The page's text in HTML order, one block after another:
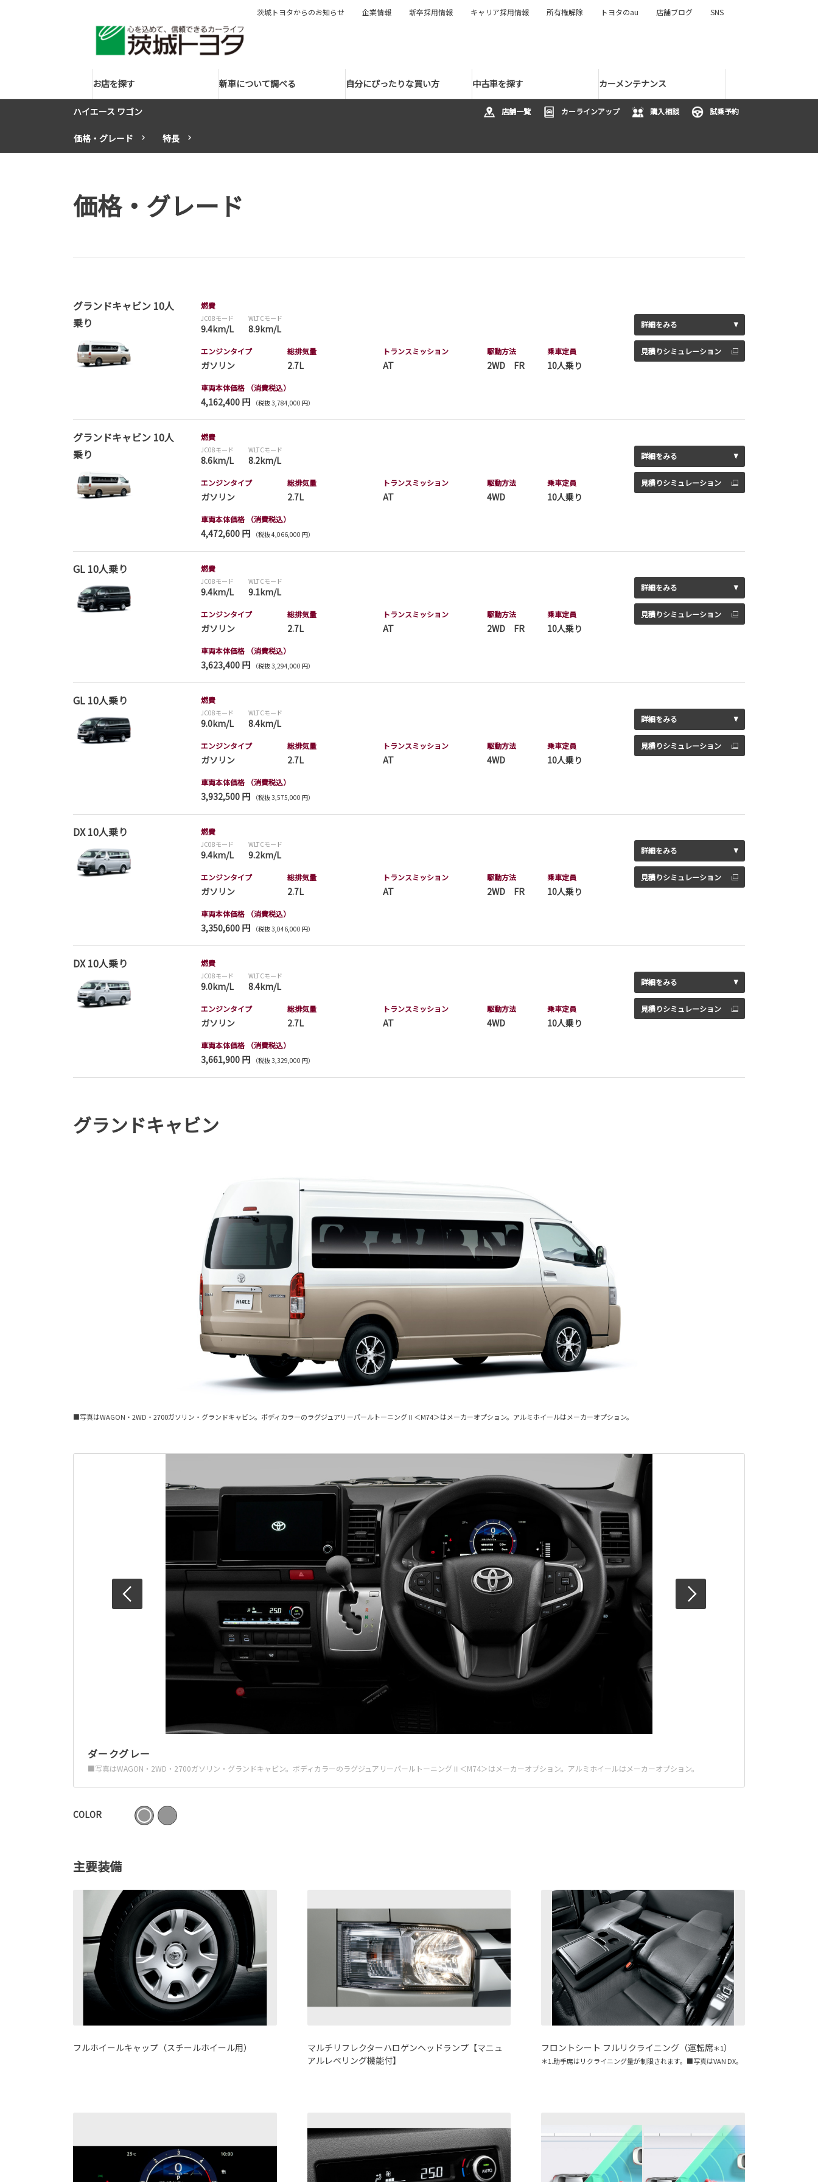
お店を探す 新車について調べる 自分にぴったりな買い方 中古車を探す カーメンテナンス
茨城トヨタからのお知らせ 企業情報 新卒採用情報 キャリア採用情報 所有権解除 トヨタのau 店舗ブログ SNS
ハイエース ワゴン 店舗一覧 カーラインアップ 購入相談 試乗予約
価格・グレード 特長
価格・グレード
グランドキャビン 10人
乗り
燃費
JC08モード
9.4km/L
WLTCモード
8.9km/L
エンジンタイプ
ガソリン
総排気量
2.7L
トランスミッション
AT
駆動方法
2WD FR
乗車定員
10人乗り
車両本体価格 （消費税込）
4,162,400 円 （税抜 3,784,000 円）
詳細をみる
見積りシミュレーション
グランドキャビン 10人
乗り
燃費
JC08モード
8.6km/L
WLTCモード
8.2km/L
エンジンタイプ
ガソリン
総排気量
2.7L
トランスミッション
AT
駆動方法
4WD
乗車定員
10人乗り
車両本体価格 （消費税込）
4,472,600 円 （税抜 4,066,000 円）
詳細をみる
見積りシミュレーション
GL 10人乗り 燃費
JC08モード
9.4km/L
WLTCモード
9.1km/L
エンジンタイプ
ガソリン
総排気量
2.7L
トランスミッション
AT
駆動方法
2WD FR
乗車定員
10人乗り
車両本体価格 （消費税込）
3,623,400 円 （税抜 3,294,000 円）
詳細をみる
見積りシミュレーション
GL 10人乗り 燃費
JC08モード
9.0km/L
WLTCモード
8.4km/L
エンジンタイプ
ガソリン
総排気量
2.7L
トランスミッション
AT
駆動方法
4WD
乗車定員
10人乗り
車両本体価格 （消費税込）
3,932,500 円 （税抜 3,575,000 円）
詳細をみる
見積りシミュレーション
DX 10人乗り 燃費
JC08モード
9.4km/L
WLTCモード
9.2km/L
エンジンタイプ
ガソリン
総排気量
2.7L
トランスミッション
AT
駆動方法
2WD FR
乗車定員
10人乗り
車両本体価格 （消費税込）
3,350,600 円 （税抜 3,046,000 円）
詳細をみる
見積りシミュレーション
DX 10人乗り 燃費
JC08モード
9.0km/L
WLTCモード
8.4km/L
エンジンタイプ
ガソリン
総排気量
2.7L
トランスミッション
AT
駆動方法
4WD
乗車定員
10人乗り
車両本体価格 （消費税込）
3,661,900 円 （税抜 3,329,000 円）
詳細をみる
見積りシミュレーション
グランドキャビン
■写真はWAGON・2WD・2700ガソリン・グランドキャビン。ボディカラーのラグジュアリーパールトーニングⅡ＜M74＞はメーカーオプション。アルミホイールはメーカーオプション。
ダークグレー
■写真はWAGON・2WD・2700ガソリン・グランドキャビン。ボディカラーのラグジュアリーパールトーニングⅡ＜M74＞はメーカーオプション。アルミホイールはメーカーオプション。
COLOR
主要装備
フルホイールキャップ（スチールホイール用）
マルチリフレクターハロゲンヘッドランプ【マニュ
アルレベリング機能付】
フロントシート フルリクライニング（運転席＊1）
＊1.助手席はリクライニング量が制限されます。■写真はVAN DX。